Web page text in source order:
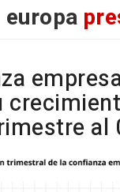
europa
al